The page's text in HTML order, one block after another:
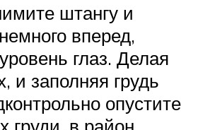
штангу и
вперед,
глаз. Делая
и заполняя грудь
опустите